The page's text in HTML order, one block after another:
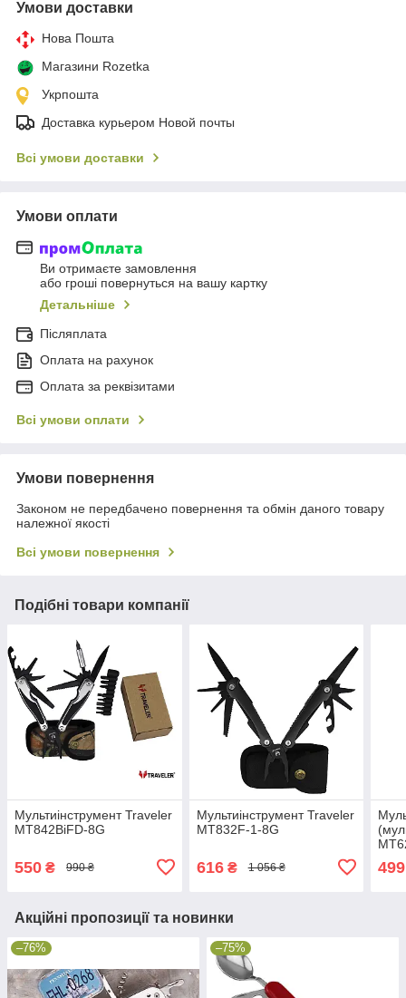
Умови доставки
Нова Пошта
Магазини Rozetka
Укрпошта
Доставка курьером Новой почты
Всі умови доставки
Умови оплати
Ви отримаєте замовлення
або гроші повернуться на вашу картку
Детальніше
Післяплата
Оплата на рахунок
Оплата за реквізитами
Всі умови оплати
Умови повернення
Законом не передбачено повернення та обмін даного товару
належної якості
Всі умови повернення
Подібні товари компанії
Мультиінструмент Traveler
MT842BiFD-8G
550 ₴ 990 ₴
Мультиінструмент Traveler
MT832F-1-8G
616₴ 1 056 ₴ 499
Акційні пропозиції та новинки
–76% –75%